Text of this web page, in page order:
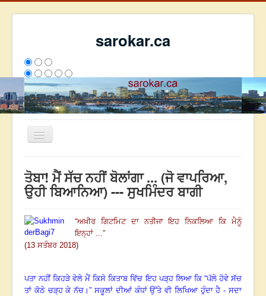
sarokar.ca
Toggle
ਰਚਨਾਵਾਂ
ਸੰਪਰਕ
We have 220 guests and no members online
ਤੋਬਾ! ਮੈਂ ਸੱਚ ਨਹੀਂ ਬੋਲਾਂਗਾ ... (ਜੋ ਵਾਪਰਿਆ,
ਉਹੀ ਬਿਆਨਿਆ) --- ਸੁਖਮਿੰਦਰ ਬਾਗੀ
“ਅਖ਼ੀਰ ਗਿਟਮਿਟ ਦਾ ਨਤੀਜਾ ਇਹ ਨਿਕਲਿਆ ਕਿ ਮੈਨੂੰ
ਇਨ੍ਹਾਂ ...”
(13 ਸਤੰਬਰ 2018)
ਪਤਾ ਨਹੀਂ ਕਿਹੜੇ ਵੇਲੇ ਮੈਂ ਕਿਸੇ ਕਿਤਾਬ ਵਿੱਚ ਇਹ ਪੜ੍ਹ ਲਿਆ ਕਿ “ਪੱਲੇ ਹੋਵੇ ਸੱਚ
ਤਾਂ ਕੋਠੇ ਚੜ੍ਹ ਕੇ ਨੱਚ।” ਸਕੂਲਾਂ ਦੀਆਂ ਕੰਧਾਂ ਉੱਤੇ ਵੀ ਲਿਖਿਆ ਹੁੰਦਾ ਹੈ - ਸਦਾ